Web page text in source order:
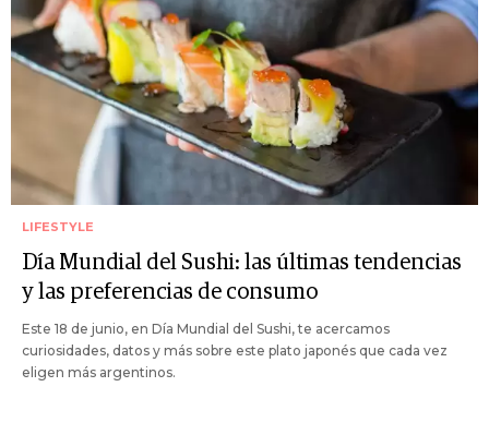
LIFESTYLE
Día Mundial del Sushi: las últimas tendencias
y las preferencias de consumo
Este 18 de junio, en Día Mundial del Sushi, te acercamos
curiosidades, datos y más sobre este plato japonés que cada vez
eligen más argentinos.